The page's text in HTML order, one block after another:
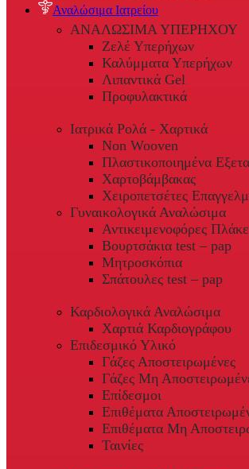
Αναλώσιμα Ιατρείου
ΑΝΑΛΩΣΙΜΑ ΥΠΕΡΗΧΟΥ
Ζελέ Υπερήχων
Καλύμματα Υπερήχων
Λιπαντικά Gel
Προφυλακτικά
Ιατρικά Ρολά - Χαρτικά
Non Wooven
Πλαστικοποιημένα
Χαρτοβάμβακας
Χειροπετσέτες
Γυναικολογικά Αναλώσιμα
Αντικειμενοφόρες
Βουρτσάκια test – pap
Μητροσκόπια
Σπάτουλες test – pap
Καρδιολογικά Αναλώσιμα
Χαρτιά Καρδιογράφου
Επιδεσμικό Υλικό
Γάζες Αποστειρωμένες
Γάζες Μη
Επίδεσμοι
Επιθέματα
Επιθέματα Μη
Ταινίες